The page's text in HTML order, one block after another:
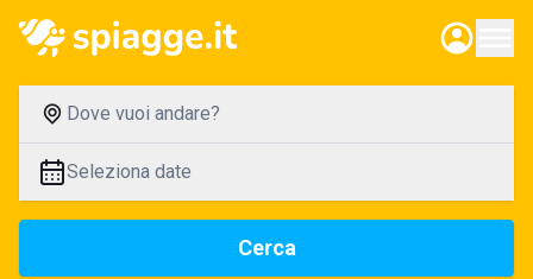
Dove vuoi andare?
Seleziona date
Cerca